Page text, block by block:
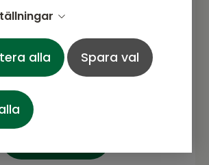
alla Spara val
vi dela senaste nytt om
erbjudanden och annat
spännande.